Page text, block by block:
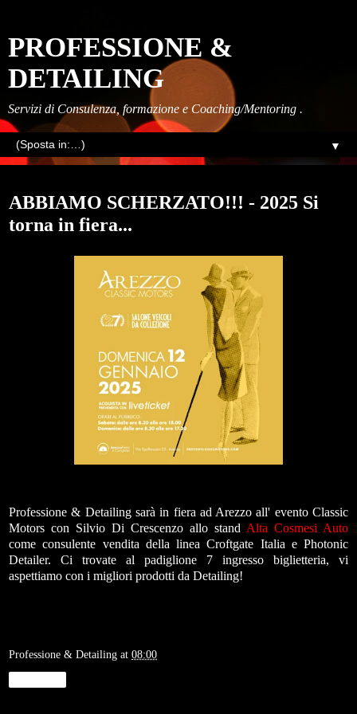
PROFESSIONE &
DETAILING
Servizi di Consulenza, formazione e Coaching/Mentoring .
▼
ABBIAMO SCHERZATO!!! - 2025 Si
torna in fiera...
Professione & Detailing sarà in fiera ad Arezzo all' evento Classic
Motors con Silvio Di Crescenzo allo stand Alta Cosmesi Auto
come consulente vendita della linea Croftgate Italia e Photonic
Detailer. Ci trovate al padiglione 7 ingresso biglietteria, vi
aspettiamo con i migliori prodotti da Detailing!
Professione & Detailing at 08:00